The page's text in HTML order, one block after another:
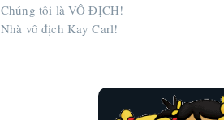
Chúng tôi là VÔ ĐỊCH!
Nhà vô địch Kay Carl!